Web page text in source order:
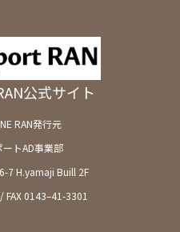
公式サイト
RAN発行元
トAD事業部
7 H.yamaji Buill 2F
FAX 0143–41-3301